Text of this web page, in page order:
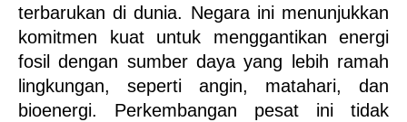
terbarukan di dunia. Negara ini menunjukkan
komitmen kuat untuk menggantikan energi
fosil dengan sumber daya yang lebih ramah
lingkungan, seperti angin, matahari, dan
bioenergi. Perkembangan pesat ini tidak